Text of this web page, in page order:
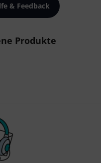
& Feedback
Produkte